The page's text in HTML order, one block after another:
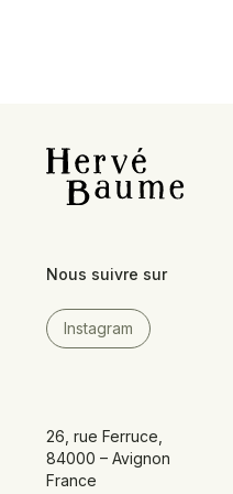
Nous suivre sur
Instagram
26, rue Ferruce,
84000 – Avignon
France